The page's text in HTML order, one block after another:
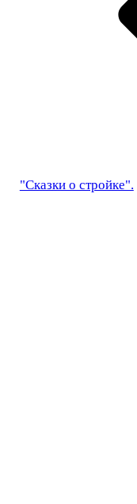
"Сказки о стройке".